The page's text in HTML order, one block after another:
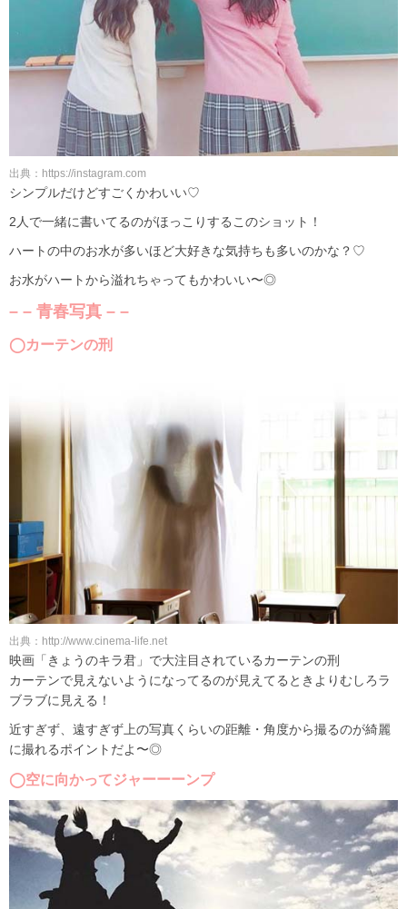
出典：https://instagram.com
シンプルだけどすごくかわいい♡
2人で一緒に書いてるのがほっこりするこのショット！
ハートの中のお水が多いほど大好きな気持ちも多いのかな？♡
お水がハートから溢れちゃってもかわいい〜◎
– – 青春写真 – –
◯カーテンの刑
出典：http://www.cinema-life.net
映画「きょうのキラ君」で大注目されているカーテンの刑
カーテンで見えないようになってるのが見えてるときよりむしろラ
ブラブに見える！
近すぎず、遠すぎず上の写真くらいの距離・角度から撮るのが綺麗
に撮れるポイントだよ〜◎
◯空に向かってジャーーーンプ